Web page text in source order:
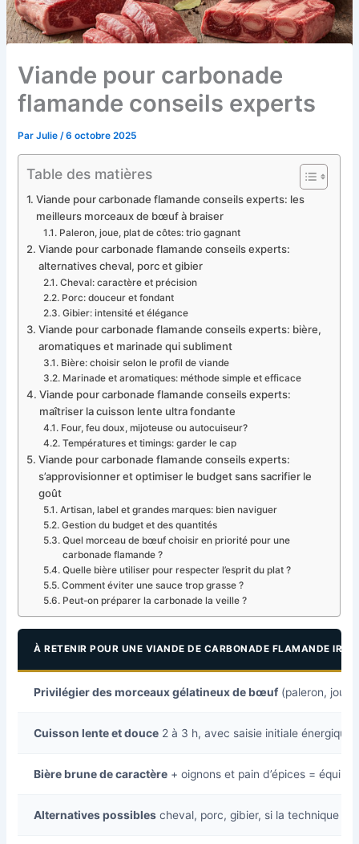
Viande pour carbonade
flamande conseils experts
ParJulie /6 octobre 2025
Table des matières
Viande pour carbonade flamande conseils experts: les
meilleurs morceaux de bœuf à braiser
Paleron, joue, plat de côtes: trio gagnant
Viande pour carbonade flamande conseils experts:
alternatives cheval, porc et gibier
Cheval: caractère et précision
Porc: douceur et fondant
Gibier: intensité et élégance
Viande pour carbonade flamande conseils experts: bière,
aromatiques et marinade qui subliment
Bière: choisir selon le profil de viande
Marinade et aromatiques: méthode simple et efficace
Viande pour carbonade flamande conseils experts:
maîtriser la cuisson lente ultra fondante
Four, feu doux, mijoteuse ou autocuiseur?
Températures et timings: garder le cap
Viande pour carbonade flamande conseils experts:
s’approvisionner et optimiser le budget sans sacrifier le
goût
Artisan, label et grandes marques: bien naviguer
Gestion du budget et des quantités
Quel morceau de bœuf choisir en priorité pour une
carbonade flamande ?
Quelle bière utiliser pour respecter l’esprit du plat ?
Comment éviter une sauce trop grasse ?
Peut-on préparer la carbonade la veille ?
À RETENIR POUR UNE VIANDE DE CARBONADE FLAMANDE
Privilégier des morceaux gélatineux de bœuf (paleron,
Cuisson lente et douce 2 à 3 h, avec saisie initiale
Bière brune de caractère + oignons et pain d’épices =
Alternatives possibles cheval, porc, gibier, si la technique